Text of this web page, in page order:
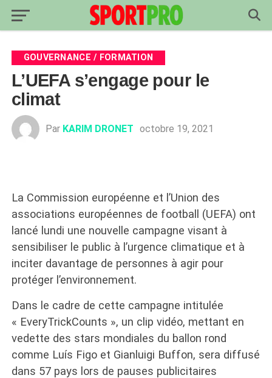
GOUVERNANCE / FORMATION
L’UEFA s’engage pour le
climat
Par KARIM DRONET octobre 19, 2021
La Commission européenne et l’Union des
associations européennes de football (UEFA) ont
lancé lundi une nouvelle campagne visant à
sensibiliser le public à l’urgence climatique et à
inciter davantage de personnes à agir pour
protéger l’environnement.
Dans le cadre de cette campagne intitulée
« EveryTrickCounts », un clip vidéo, mettant en
vedette des stars mondiales du ballon rond
comme Luís Figo et Gianluigi Buffon, sera diffusé
dans 57 pays lors de pauses publicitaires